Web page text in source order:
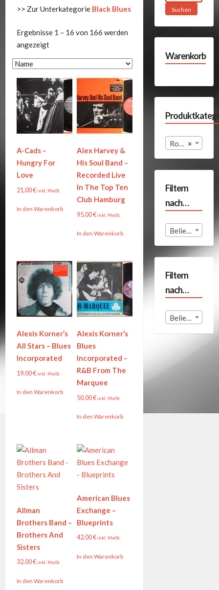
>> Zur Unterkategorie Black Blues
Ergebnisse 1 – 16 von 166 werden
angezeigt
A-Cads –
Hungry For
Love
21,00€inkl. MwSt.
In den Warenkorb
Alex Harvey &
His Soul Band –
Recorded Live
In The Top Ten
Club Hamburg
95,00€inkl. MwSt.
In den Warenkorb
Alexis Korner’s
All Stars – Blues
Incorporated
19,00€inkl. MwSt.
In den Warenkorb
Alexis Korner’s
Blues
Incorporated –
R&B From The
Marquee
50,00€inkl. MwSt.
In den Warenkorb
Allman
Brothers Band –
Brothers And
Sisters
32,00€inkl. MwSt.
In den Warenkorb
American Blues
Exchange –
Blueprints
42,00€inkl. MwSt.
In den Warenkorb
Suchen
Warenkorb
×
Rock’n’Roll/ Beat/ Rhythm & Blues/ Blues Rock/ Southern Rock (166)
Filtern
nach…
Beliebige Format
Filtern
nach…
Beliebige Land